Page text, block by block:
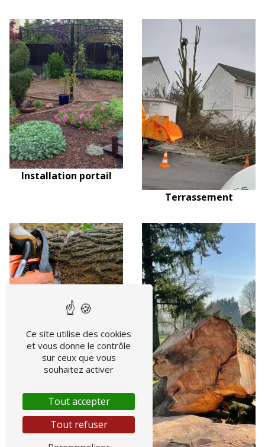
Installation portail
Terrassement
Plantation
Ce site utilise des cookies
et vous donne le contrôle
sur ceux que vous
souhaitez activer
Tout accepter
Tout refuser